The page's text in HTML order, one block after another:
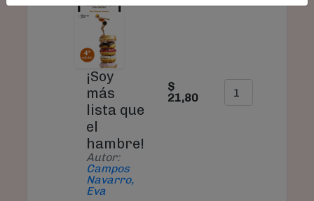
¡Soy
más
lista que
el
hambre!
Autor:
Campos
Navarro,
Eva
$
21,80